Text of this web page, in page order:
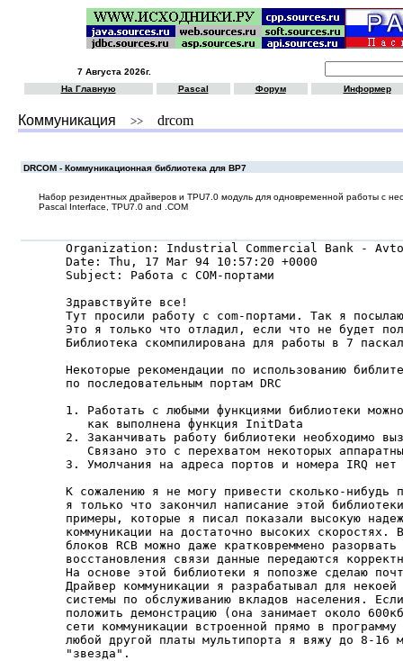
7 Августа 2026г.
На Главную
Pascal Форум Информер
Коммуникация >> drcom
DRCOM - Коммуникационная библиотека для BP7
Набор резидентных драйверов и TPU7.0 модуль для одновременной работы с
Pascal Interface, TPU7.0 and .COM
Organization: Industrial Commercial Bank -
Date: Thu, 17 Mar 94 10:57:20 +0000
Subject: Работа с COM-портами
Здравствуйте все!
Тут просили работу с com-портами. Так я
Это я только что отладил, если что не будет
Библиотека скомпилирована для работы в 7
Некоторые рекомендации по использованию
по последовательным портам DRC
1. Работать с любыми функциями библиотеки
   как выполнена функция InitData
2. Заканчивать работу библиотеки необходимо
Связано это с перехватом некоторых
3. Умолчания на адреса портов и номера IRQ нет
К сожалению я не могу привести сколько-нибудь
я только что закончил написание этой
примеры, которые я писал показали высокую
коммуникации на достаточно высоких скоростях.
блоков RCB можно даже кратковреммено
восстановления связи данные передаются
На основе этой библиотеки я попозже сделаю
Драйвер коммуникации я разрабатывал для
системы по обслуживанию вкладов населения.
положить демонстрацию (она занимает около
сети коммуникации встроенной прямо в программу
любой другой платы мультипорта я вяжу до 8-16
"звезда".